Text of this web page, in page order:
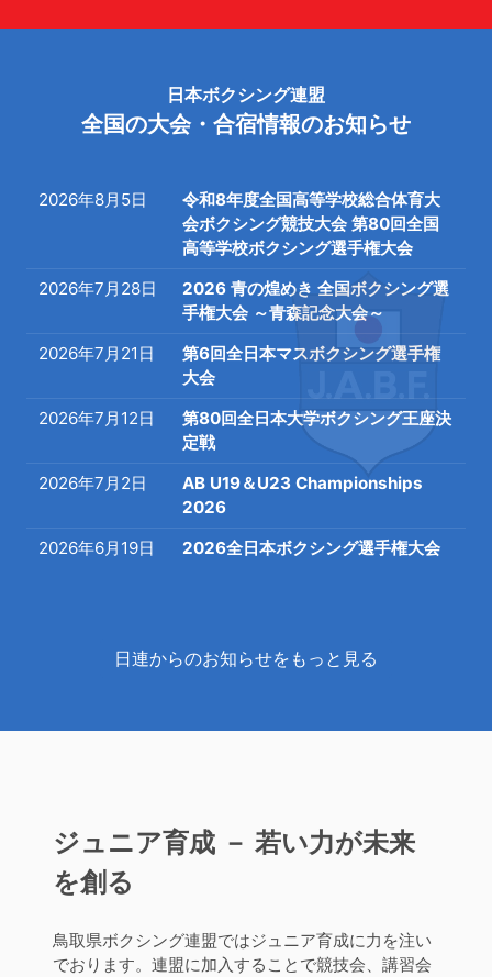
日本ボクシング連盟
全国の大会・合宿情報のお知らせ
2026年8月5日
令和8年度全国高等学校総合体育大
会ボクシング競技大会 第80回全国
高等学校ボクシング選手権大会
2026年7月28日
2026 青の煌めき 全国ボクシング選
手権大会 ～青森記念大会～
2026年7月21日
第6回全日本マスボクシング選手権
大会
2026年7月12日
第80回全日本大学ボクシング王座決
定戦
2026年7月2日
AB U19＆U23 Championships
2026
2026年6月19日
2026全日本ボクシング選手権大会
日連からのお知らせをもっと見る
ジュニア育成 － 若い力が未来
を創る
鳥取県ボクシング連盟ではジュニア育成に力を注い
でおります。連盟に加入することで競技会、講習会